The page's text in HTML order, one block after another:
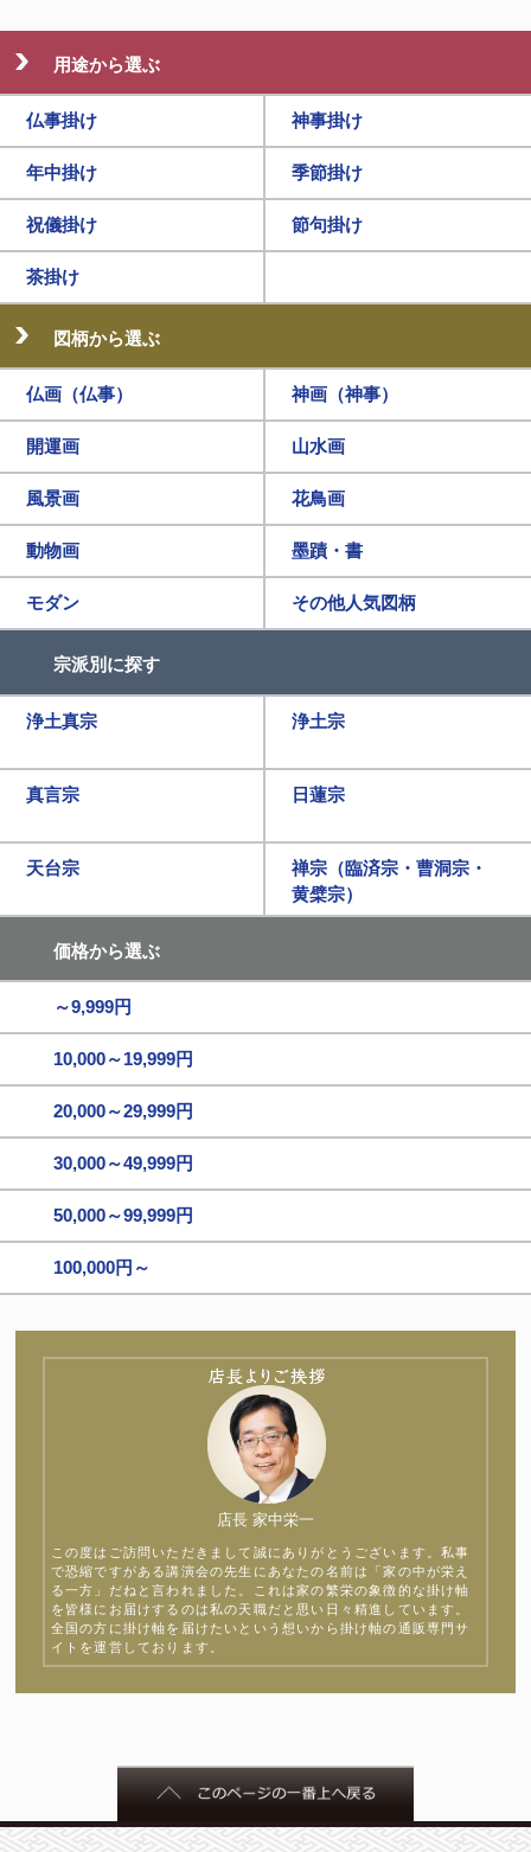
用途から選ぶ
仏事掛け 神事掛け
年中掛け 季節掛け
祝儀掛け 節句掛け
茶掛け
図柄から選ぶ
仏画（仏事） 神画（神事）
開運画 山水画
風景画 花鳥画
動物画 墨蹟・書
モダン その他人気図柄
宗派別に探す
浄土真宗 浄土宗
真言宗 日蓮宗
天台宗
禅宗（臨済宗・曹洞宗・
黄檗宗）
価格から選ぶ
～9,999円
10,000～19,999円
20,000～29,999円
30,000～49,999円
50,000～99,999円
100,000円～
店長 家中栄一
この度はご訪問いただきまして誠にありがとうございます。私事
で恐縮ですがある講演会の先生にあなたの名前は「家の中が栄え
る一方」だねと言われました。これは家の繁栄の象徴的な掛け軸
を皆様にお届けするのは私の天職だと思い日々精進しています。
全国の方に掛け軸を届けたいという想いから掛け軸の通販専門サ
イトを運営しております。